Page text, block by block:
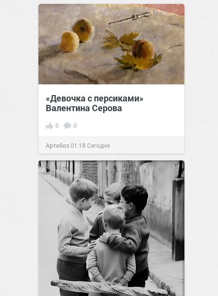
позитива!12:1316 июл 2024
«Девочка с персиками»
Валентина Серова
0 0
Артобоз01:18 Сегодня